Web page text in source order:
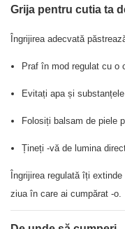
Grija pentru cutia ta
Îngrijirea adecvată
Praf în mod regulat cu o
Evitați apa și
Folosiți balsam de piele
Țineți -vă de lumina
Îngrijirea regulată îți
ziua în care ai cumpărat -o.